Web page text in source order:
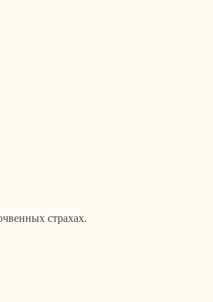
страхах.